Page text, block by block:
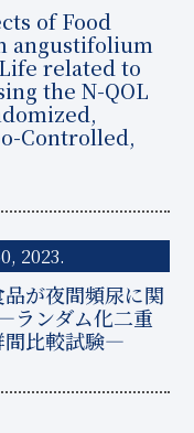
of Food
angustifolium
related to
the N-QOL
Controlled,
2023.
が夜間頻尿に関
ランダム化二重
間比較試験―